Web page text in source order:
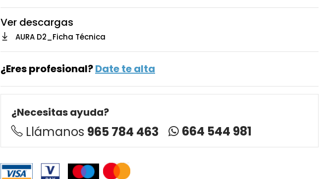
Ver descargas
AURA D2_Ficha Técnica
¿Eres profesional?Date te alta
¿Necesitas ayuda?
Llámanos 965 784 463 664 544 981